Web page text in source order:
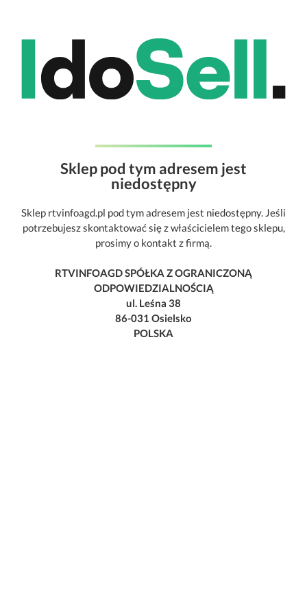
Sklep pod tym adresem jest
niedostępny
Sklep rtvinfoagd.pl pod tym adresem jest niedostępny. Jeśli
potrzebujesz skontaktować się z właścicielem tego sklepu,
prosimy o kontakt z firmą.
RTVINFOAGD SPÓŁKA Z OGRANICZONĄ
ODPOWIEDZIALNOŚCIĄ
ul. Leśna 38
86-031 Osielsko
POLSKA